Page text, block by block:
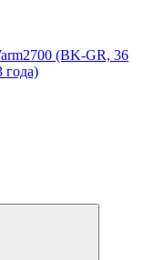
(BK-GR, 36
года)